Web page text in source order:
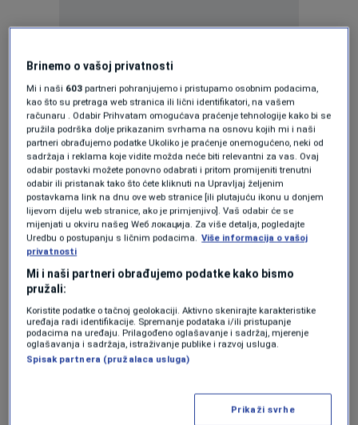
Više tema kao što je ova?
DRAGAN IVIĆ SAOBRAĆAJ AUTOŠKOLA EDIN BEGIĆ
Učestvuj u diskusiji ili pročitaj komentare
Brinemo o vašoj privatnosti
Mi i naši 603 partneri pohranjujemo i pristupamo osobnim podacima,
kao što su pretraga web stranica ili lični identifikatori, na vašem
računaru . Odabir Prihvatam omogućava praćenje tehnologije kako bi se
pružila podrška dolje prikazanim svrhama na osnovu kojih mi i naši
partneri obrađujemo podatke Ukoliko je praćenje onemogućeno, neki od
sadržaja i reklama koje vidite možda neće biti relevantni za vas. Ovaj
odabir postavki možete ponovno odabrati i pritom promijeniti trenutni
odabir ili pristanak tako što ćete kliknuti na Upravljaj željenim
postavkama link na dnu ove web stranice [ili plutajuću ikonu u donjem
lijevom dijelu web stranice, ako je primjenjivo]. Vaš odabir će se
mijenjati u okviru našeg Wеб локација. Za više detalja, pogledajte
Uredbu o postupanju s ličnim podacima. Više informacija o vašoj
privatnosti
Mi i naši partneri obrađujemo podatke kako bismo
pružali:
Koristite podatke o tačnoj geolokaciji. Aktivno skenirajte karakteristike
uređaja radi identifikacije. Spremanje podataka i/ili pristupanje
podacima na uređaju. Prilagođeno oglašavanje i sadržaj, mjerenje
oglašavanja i sadržaja, istraživanje publike i razvoj usluga.
Spisak partnera (pružalaca usluga)
Prikaži svrhe